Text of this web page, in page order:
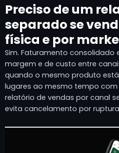
Preciso de um
separado se
física e por
Sim. Faturamento consolidado
margem e de custo entre
quando o mesmo produto
lugares ao mesmo tempo com
relatório de vendas por canal
evita cancelamento por